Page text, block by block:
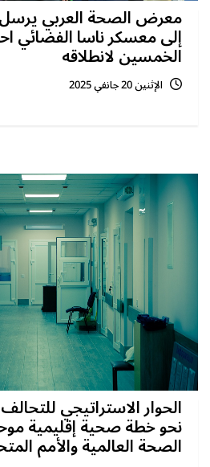
معرض الصحة العربي يرسل
إلى معسكر ناسا الفضائي
الخمسين لانطلاقه
الإثنين 20 جانفي 2025
الحوار الاستراتيجي
نحو خطة صحية إقليمية
الصحة العالمية والأمم